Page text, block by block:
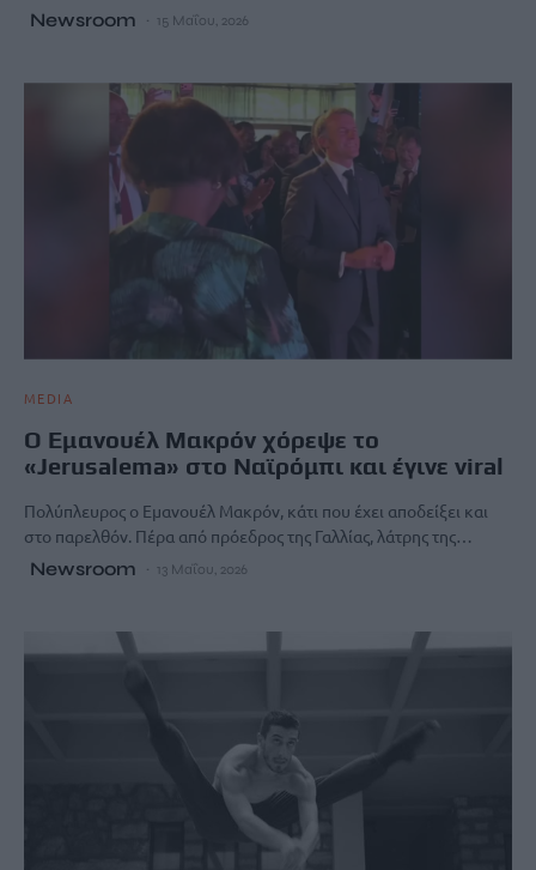
Newsroom 15 Μαΐου, 2026
MEDIA
Ο Εμανουέλ Μακρόν χόρεψε το
«Jerusalema» στο Ναϊρόμπι και έγινε viral
Πολύπλευρος ο Εμανουέλ Μακρόν, κάτι που έχει αποδείξει και
στο παρελθόν. Πέρα από πρόεδρος της Γαλλίας, λάτρης της…
Newsroom 13 Μαΐου, 2026